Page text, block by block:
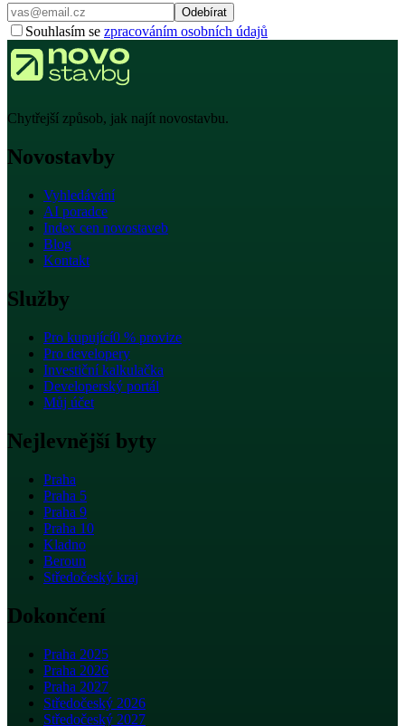
Odebírat
Souhlasím se zpracováním osobních údajů
Chytřejší způsob, jak najít novostavbu.
Novostavby
Vyhledávání
AI poradce
Index cen novostaveb
Blog
Kontakt
Služby
Pro kupující0 % provize
Pro developery
Investiční kalkulačka
Developerský portál
Můj účet
Nejlevnější byty
Praha
Praha 5
Praha 9
Praha 10
Kladno
Beroun
Středočeský kraj
Dokončení
Praha 2025
Praha 2026
Praha 2027
Středočeský 2026
Středočeský 2027